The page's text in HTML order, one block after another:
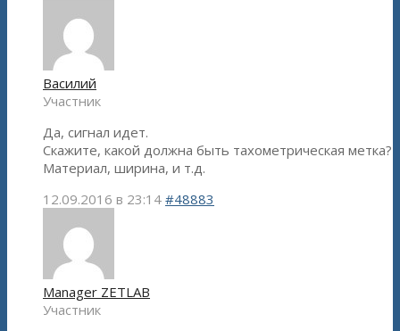
Василий
Участник
Да, сигнал идет.
Скажите, какой должна быть тахометрическая метка?
Материал, ширина, и т.д.
12.09.2016 в 23:14 #48883
Manager ZETLAB
Участник